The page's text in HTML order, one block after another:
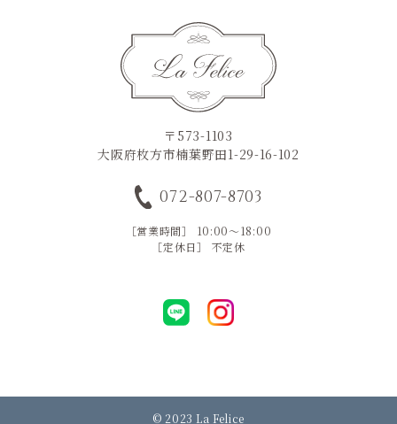
〒573-1103
大阪府枚方市楠葉野田1-29-16-102
072-807-8703
［営業時間］ 10:00～18:00
［定休日］ 不定休
© 2023 La Felice